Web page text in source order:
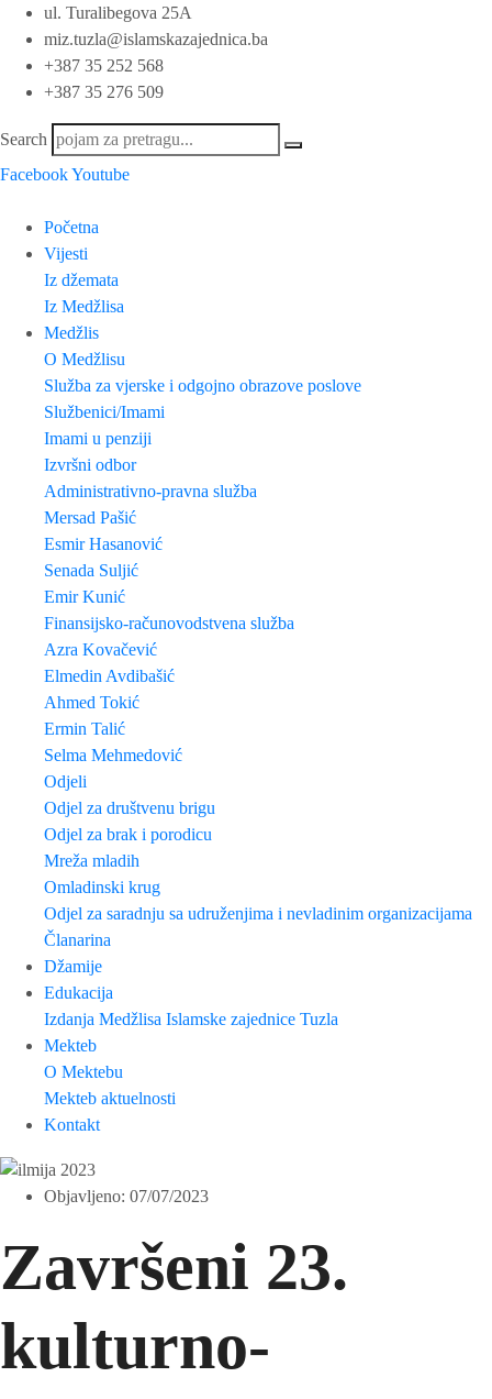
ul. Turalibegova 25A
miz.tuzla@islamskazajednica.ba
+387 35 252 568
+387 35 276 509
Search
FacebookYoutube
Početna
Vijesti
Iz džemata
Iz Medžlisa
Medžlis
O Medžlisu
Služba za vjerske i odgojno obrazove poslove
Službenici/Imami
Imami u penziji
Izvršni odbor
Administrativno-pravna služba
Mersad Pašić
Esmir Hasanović
Senada Suljić
Emir Kunić
Finansijsko-računovodstvena služba
Azra Kovačević
Elmedin Avdibašić
Ahmed Tokić
Ermin Talić
Selma Mehmedović
Odjeli
Odjel za društvenu brigu
Odjel za brak i porodicu
Mreža mladih
Omladinski krug
Odjel za saradnju sa udruženjima i nevladinim organizacijama
Članarina
Džamije
Edukacija
Izdanja Medžlisa Islamske zajednice Tuzla
Mekteb
O Mektebu
Mekteb aktuelnosti
Kontakt
Objavljeno: 07/07/2023
Završeni 23.
kulturno-